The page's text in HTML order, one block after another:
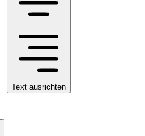
Text ausrichten